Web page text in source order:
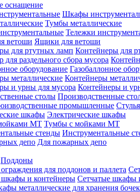
оснащение
Шкафы
Тумбы металлические
Тележки
Ящики для ветоши
Контейнеры для
Газобаллонное
Контейнеры
Контейнеры и
Производственные
Электрические шкафы
Тумбы с мойками МТ
Инструментальные
Для пожарных депо
Поддоны
Сетчатые шкафы